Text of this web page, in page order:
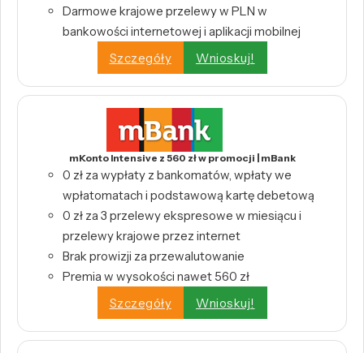
Darmowe krajowe przelewy w PLN w
bankowości internetowej i aplikacji mobilnej
Szczegóły
Wnioskuj!
mKonto Intensive z 560 zł w promocji | mBank
0 zł za wypłaty z bankomatów, wpłaty we
wpłatomatach i podstawową kartę debetową
0 zł za 3 przelewy ekspresowe w miesiącu i
przelewy krajowe przez internet
Brak prowizji za przewalutowanie
Premia w wysokości nawet 560 zł
Szczegóły
Wnioskuj!